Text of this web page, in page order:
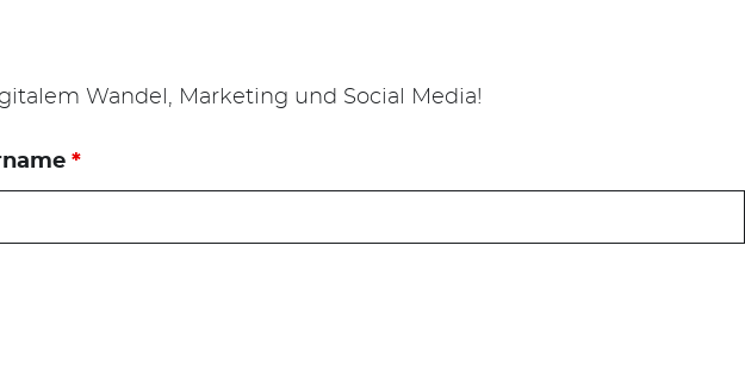
Wandel, Marketing und Social Media!
*